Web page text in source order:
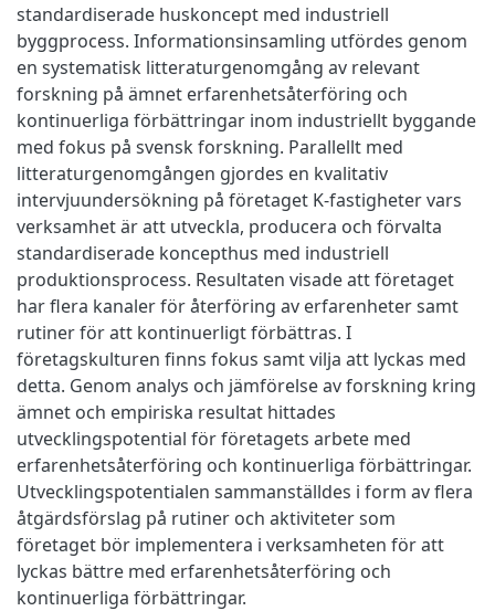
standardiserade huskoncept med industriell
byggprocess. Informationsinsamling utfördes genom
en systematisk litteraturgenomgång av relevant
forskning på ämnet erfarenhetsåterföring och
kontinuerliga förbättringar inom industriellt byggande
med fokus på svensk forskning. Parallellt med
litteraturgenomgången gjordes en kvalitativ
intervjuundersökning på företaget K-fastigheter vars
verksamhet är att utveckla, producera och förvalta
standardiserade koncepthus med industriell
produktionsprocess. Resultaten visade att företaget
har flera kanaler för återföring av erfarenheter samt
rutiner för att kontinuerligt förbättras. I
företagskulturen finns fokus samt vilja att lyckas med
detta. Genom analys och jämförelse av forskning kring
ämnet och empiriska resultat hittades
utvecklingspotential för företagets arbete med
erfarenhetsåterföring och kontinuerliga förbättringar.
Utvecklingspotentialen sammanställdes i form av flera
åtgärdsförslag på rutiner och aktiviteter som
företaget bör implementera i verksamheten för att
lyckas bättre med erfarenhetsåterföring och
kontinuerliga förbättringar.